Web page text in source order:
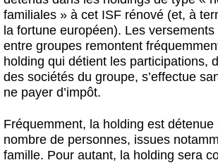
familiales » à cet ISF rénové (et, à
la fortune européen). Les
entre groupes remontent
holding qui détient les participations,
des sociétés du groupe, s’effectue
ne payer d’impôt.
Fréquemment, la holding est détenue
nombre de personnes, issues
famille. Pour autant, la holding sera